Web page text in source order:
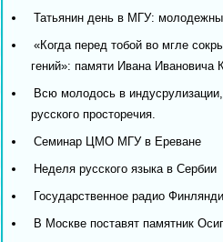
Татьянин день в МГУ:
«Когда перед тобой во мгле
гений»: памяти Ивана Ивановича
Всю молодось в
русского просторечия.
Семинар ЦМО МГУ в Ереване
Неделя русского языка в Сербии
Государственное радио
В Москве поставят памятник